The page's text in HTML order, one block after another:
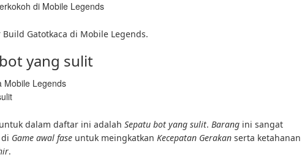
di Mobile Legends
Gatotkaca di Mobile Legends.
yang sulit
dalam daftar ini adalah Sepatu bot yang sulit. Barang ini sangat
Game awal fase untuk meingkatkan Kecepatan Gerakan serta ketahanan
.